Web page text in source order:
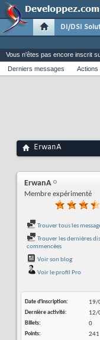
DI/DSI
Vous n'êtes pas encore inscrit
Derniers messages
Actions
ErwanA
ErwanA
Membre expérimenté
Trouver tous les
Trouver les dernières
commencées
Voir son blog
Voir le profil Pro
Date d'inscription
19/
Dernière activité
12/
Billets
0
Points
241